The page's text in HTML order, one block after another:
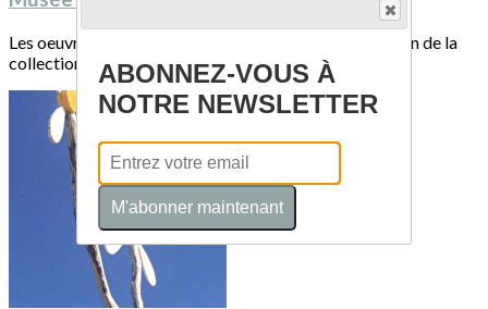
Les oeuvres de Bernard Dejonghe sont installées au sein de la
collection permanente du musée...
ABONNEZ-VOUS À
NOTRE NEWSLETTER
M'abonner maintenant